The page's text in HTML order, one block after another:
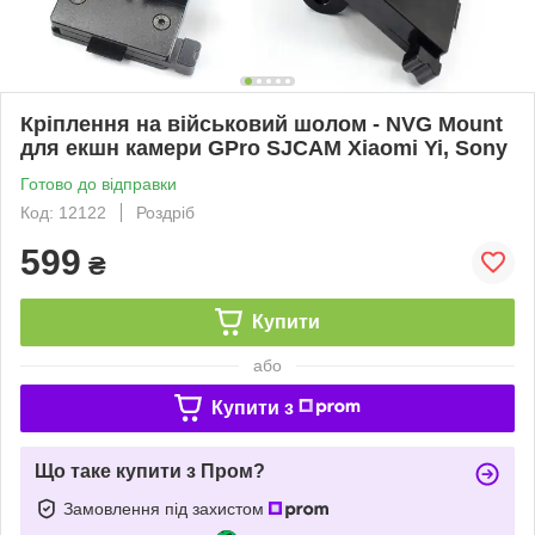
Кріплення на військовий шолом - NVG Mount
для екшн камери GPro SJCAM Xiaomi Yi, Sony
Готово до відправки
Код: 12122
Роздріб
599 ₴
Купити
або
Купити з
Що таке купити з Пром?
Замовлення під захистом